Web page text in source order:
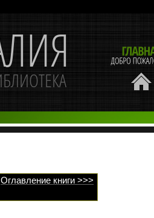
Оглавление книги >>>